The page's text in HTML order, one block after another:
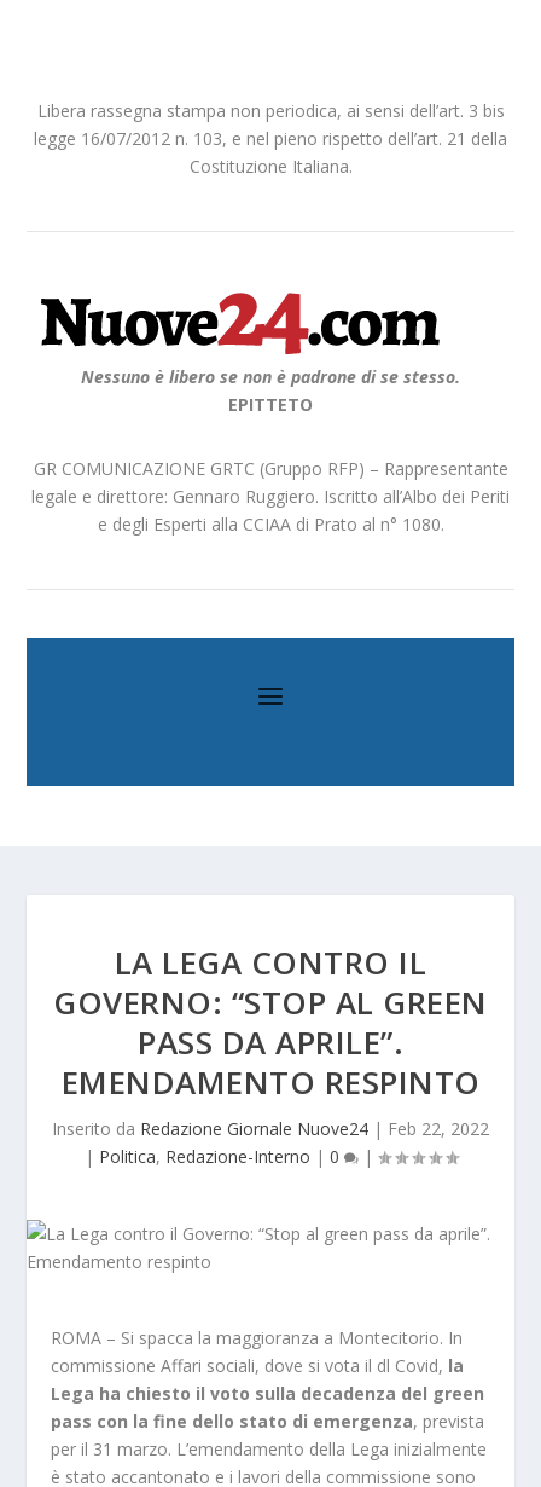
Libera rassegna stampa non periodica, ai sensi dell’art. 3 bis
legge 16/07/2012 n. 103, e nel pieno rispetto dell’art. 21 della
Costituzione Italiana.
Nessuno è libero se non è padrone di se stesso.
EPITTETO
GR COMUNICAZIONE GRTC (Gruppo RFP) – Rappresentante
legale e direttore: Gennaro Ruggiero. Iscritto all’Albo dei Periti
e degli Esperti alla CCIAA di Prato al n° 1080.
LA LEGA CONTRO IL
GOVERNO: “STOP AL GREEN
PASS DA APRILE”.
EMENDAMENTO RESPINTO
Inserito da Redazione Giornale Nuove24 | Feb 22, 2022
| Politica, Redazione-Interno | 0 |
ROMA – Si spacca la maggioranza a Montecitorio. In
commissione Affari sociali, dove si vota il dl Covid, la
Lega ha chiesto il voto sulla decadenza del green
pass con la fine dello stato di emergenza, prevista
per il 31 marzo. L’emendamento della Lega inizialmente
è stato accantonato e i lavori della commissione sono